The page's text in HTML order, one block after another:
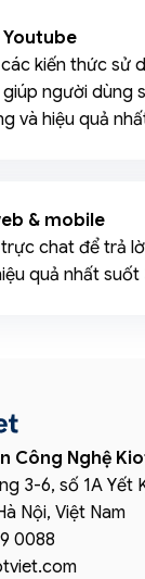
Youtube
kiến thức sử
người dùng
và hiệu quả
& mobile
chat để trả
quả nhất suốt
Công Nghệ
3-6, số 1A Yết
Nội, Việt Nam
0088